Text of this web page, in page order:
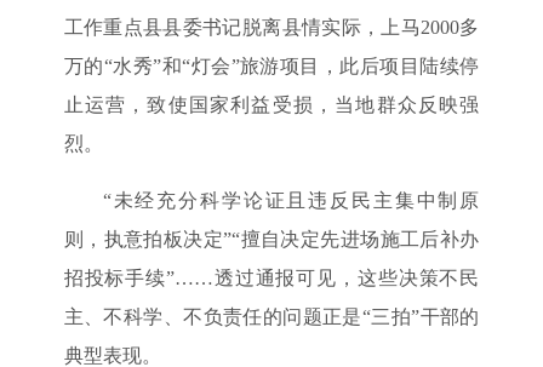
工作重点县县委书记脱离县情实际，上马2000多
万的“水秀”和“灯会”旅游项目，此后项目陆续停
止运营，致使国家利益受损，当地群众反映强
烈。
“未经充分科学论证且违反民主集中制原
则，执意拍板决定”“擅自决定先进场施工后补办
招投标手续”……透过通报可见，这些决策不民
主、不科学、不负责任的问题正是“三拍”干部的
典型表现。